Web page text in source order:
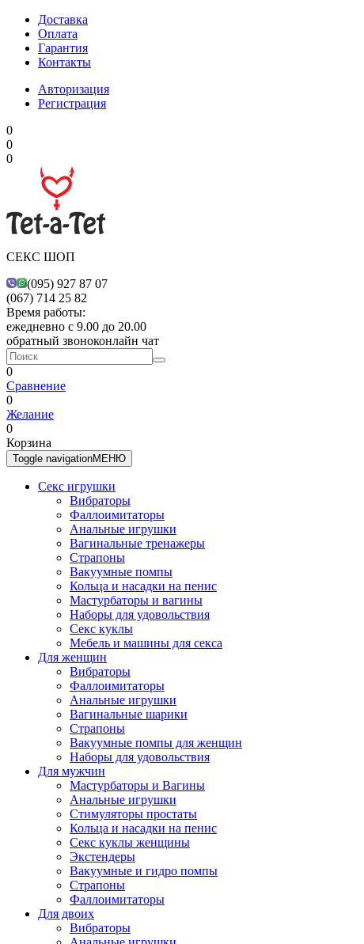
Доставка
Оплата
Гарантия
Контакты
Авторизация
Регистрация
0
0
0
СЕКС ШОП
(095) 927 87 07
(067) 714 25 82
Время работы:
ежедневно с 9.00 до 20.00
обратный звоноконлайн чат
0
Сравнение
0
Желание
0
Корзина
Toggle navigationМЕНЮ
Секс игрушки
Вибраторы
Фаллоимитаторы
Анальные игрушки
Вагинальные тренажеры
Страпоны
Вакуумные помпы
Кольца и насадки на пенис
Мастурбаторы и вагины
Наборы для удовольствия
Секс куклы
Мебель и машины для секса
Для женщин
Вибраторы
Фаллоимитаторы
Анальные игрушки
Вагинальные шарики
Страпоны
Вакуумные помпы для женщин
Наборы для удовольствия
Для мужчин
Мастурбаторы и Вагины
Анальные игрушки
Стимуляторы простаты
Кольца и насадки на пенис
Секс куклы женщины
Экстендеры
Вакуумные и гидро помпы
Страпоны
Фаллоимитаторы
Для двоих
Вибраторы